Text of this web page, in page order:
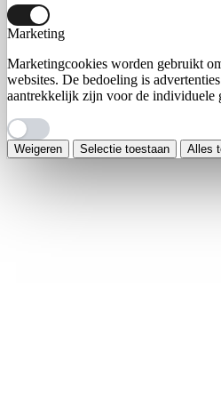
Marketing
Marketingcookies worden gebruikt
websites. De bedoeling is
aantrekkelijk zijn voor de individuele
Weigeren Selectie toestaan Alles